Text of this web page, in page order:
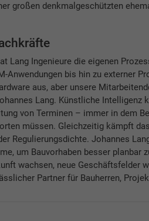
großen denkmalgeschützten
Lang Ingenieure die eigenen
Anwendungen bis hin zu externer
aus, aber unsere
Lang. Künstliche
von Terminen – immer in dem
müssen. Gleichzeitig kämpft
Regulierungsdichte. Johannes
um Bauvorhaben besser planbar
wachsen, neue Geschäftsfelder
Partner für Bauherren,